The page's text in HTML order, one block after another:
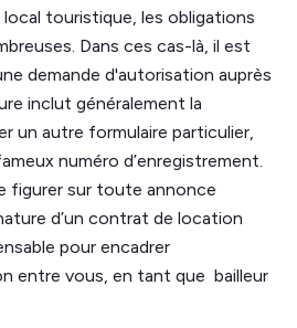
touristique, les obligations
Dans ces cas-là, il est
demande d'autorisation auprès
inclut généralement la
un autre formulaire particulier,
numéro d’enregistrement.
figurer sur toute annonce
d’un contrat de location
pour encadrer
entre vous, en tant que bailleur